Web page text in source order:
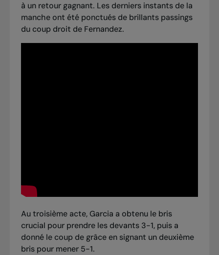
à un retour gagnant. Les derniers instants de la
manche ont été ponctués de brillants passings
du coup droit de Fernandez.
Au troisième acte, Garcia a obtenu le bris
crucial pour prendre les devants 3-1, puis a
donné le coup de grâce en signant un deuxième
bris pour mener 5-1.